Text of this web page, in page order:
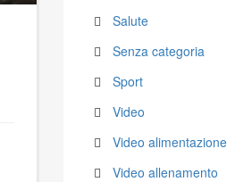
Salute
Senza categoria
Sport
Video
Video alimentazione
Video allenamento